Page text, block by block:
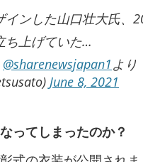
ンした山口壮大氏、
ち上げていた…
@sharenewsjapan1より
June 8, 2021
ってしまったのか？